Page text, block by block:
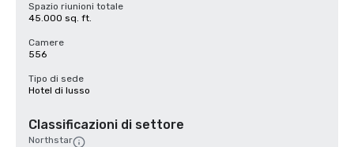
Spazio riunioni totale
45.000 sq. ft.
Camere
556
Tipo di sede
Hotel di lusso
Classificazioni di settore
Northstar